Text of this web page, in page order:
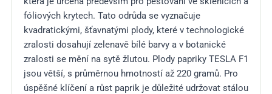
fóliových krytech. Tato odrůda se vyznačuje
kvadratickými, šťavnatými plody, které v technologické
zralosti dosahují zelenavě bílé barvy a v botanické
zralosti se mění na sytě žlutou. Plody papriky TESLA F1
jsou větší, s průměrnou hmotností až 220 gramů. Pro
úspěšné klíčení a růst paprik je důležité udržovat stálou